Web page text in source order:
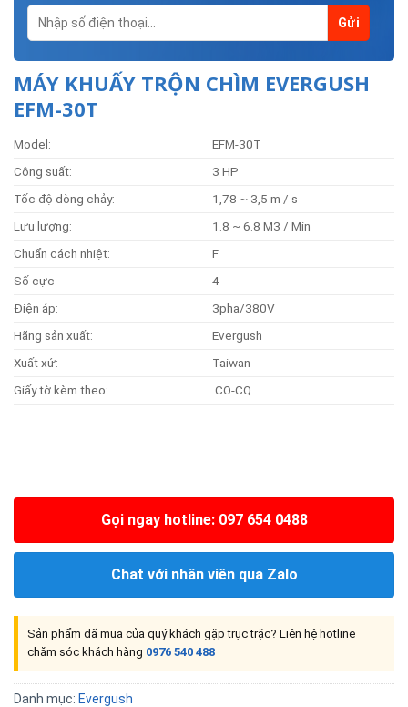
MÁY KHUẤY TRỘN CHÌM EVERGUSH
EFM-30T
Model:
EFM-30T
Công suất:
3 HP
Tốc độ dòng chảy:
1,78 ~ 3,5 m / s
Lưu lượng:
1.8 ~ 6.8 M3 / Min
Chuẩn cách nhiệt:
F
Số cực
4
Điện áp:
3pha/380V
Hãng sản xuất:
Evergush
Xuất xứ:
Taiwan
Giấy tờ kèm theo:
CO-CQ
Gọi ngay hotline: 097 654 0488
Chat với nhân viên qua Zalo
Sản phẩm đã mua của quý khách gặp trục trặc? Liên hệ hotline
chăm sóc khách hàng 0976 540 488
Danh mục: Evergush